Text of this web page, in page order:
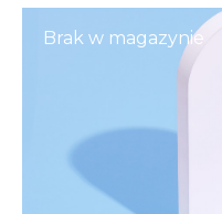
Brak w magazynie